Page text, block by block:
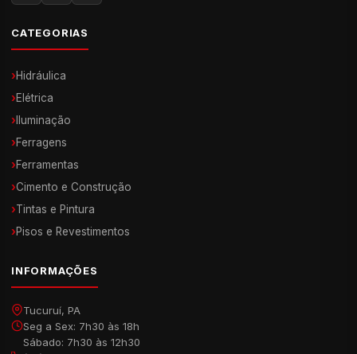
CATEGORIAS
›Hidráulica
›Elétrica
› Iluminação
›Ferragens
›Ferramentas
›Cimento e Construção
›Tintas e Pintura
›Pisos e Revestimentos
INFORMAÇÕES
Tucuruí, PA
Seg a Sex: 7h30 às 18h
Sábado: 7h30 às 12h30